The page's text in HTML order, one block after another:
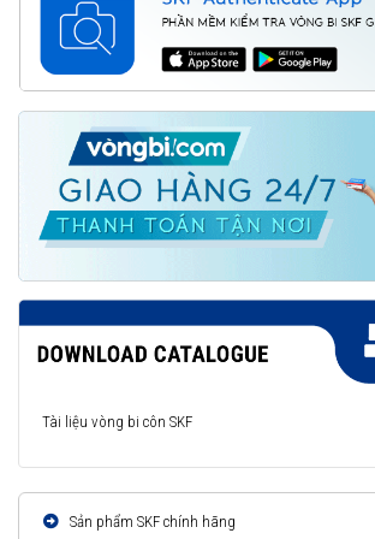
Tài liệu vòng bi côn SKF
Sản phẩm SKF chính hãng